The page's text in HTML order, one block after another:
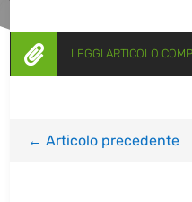
 LEGGI ARTICOLO
←Articolo precedente